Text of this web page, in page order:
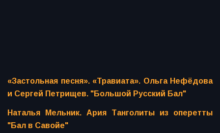
«Застольная песня». «Травиата». Ольга Нефёдова
и Сергей Петрищев. "Большой Русский Бал"
Наталья Мельник. Ария Танголиты из оперетты
"Бал в Савойе"